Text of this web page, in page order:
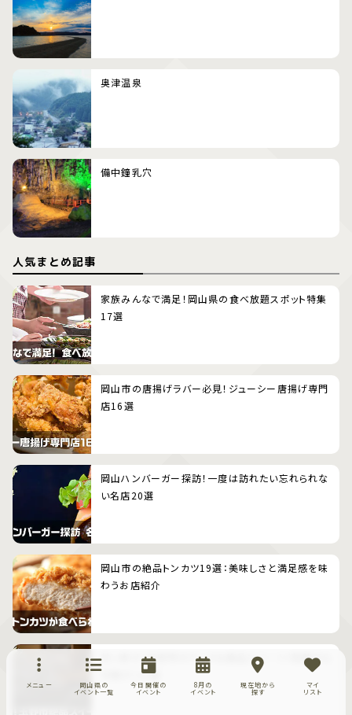
奥津温泉
備中鐘乳穴
人気まとめ記事
家族みんなで満足！岡山県の食べ放題スポット特集
17選
岡山市の唐揚げラバー必見！ジューシー唐揚げ専門
店16選
岡山ハンバーガー探訪！一度は訪れたい忘れられな
い名店20選
岡山市の絶品トンカツ19選：美味しさと満足感を味
わうお店紹介
甘い幸せ！玉野市のケーキ&絶品スイーツ（和菓子＆
洋菓子）11選
メニュー
岡山県の
イベント一覧
今日開催の
イベント
8月の
イベント
現在地から
探す
マイ
リスト